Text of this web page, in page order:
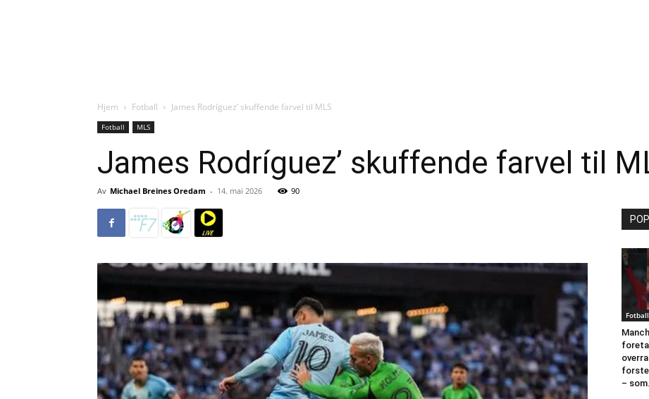
Hjem Fotball James Rodríguez’ skuffende farvel til MLS
Fotball MLS
James Rodríguez’ skuffende farvel til
Av Michael Breines Oredam - 14. mai 2026 90
Fotball
–